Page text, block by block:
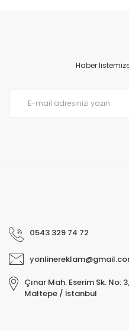
Ürün resmi kalitesiz, bozuk
Ürün açıklamasında eksik
Haber
0543 329 74 72
Çınar Mah. Eserim Sk. No:
Maltepe / İstanbul